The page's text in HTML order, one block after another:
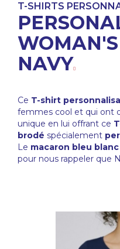
T-SHIRTS
NAVY
Ce T-shirt
femmes cool et qui ont
unique en lui offrant ce
brodé spécialement
Le macaron bleu
pour nous rappeler que